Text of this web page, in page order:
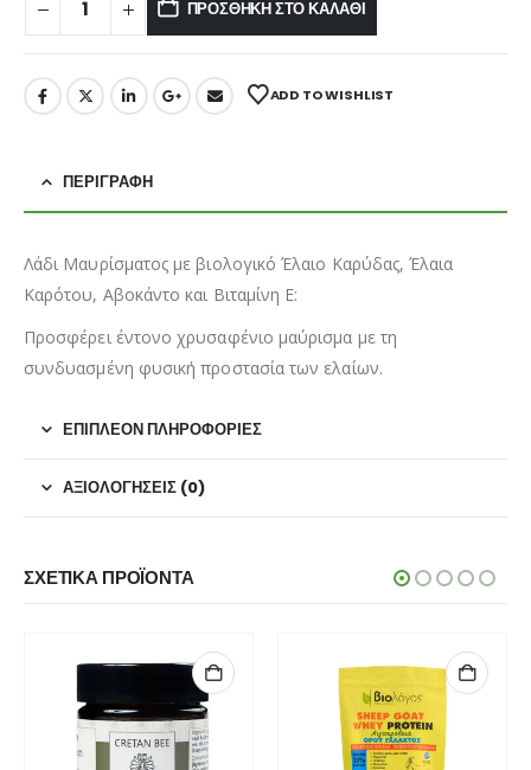
ΠΡΟΣΘΉΚΗ ΣΤΟ ΚΑΛΆΘΙ
ADD TO WISHLIST
ΠΕΡΙΓΡΑΦΉ
Λάδι Μαυρίσματος με βιολογικό Έλαιο Καρύδας, Έλαια
Καρότου, Αβοκάντο και Βιταμίνη Ε:
Προσφέρει έντονο χρυσαφένιο μαύρισμα με τη
συνδυασμένη φυσική προστασία των ελαίων.
ΕΠΙΠΛΈΟΝ ΠΛΗΡΟΦΟΡΊΕΣ
ΑΞΙΟΛΟΓΉΣΕΙΣ (0)
ΣΧΕΤΙΚΆ ΠΡΟΪΌΝΤΑ